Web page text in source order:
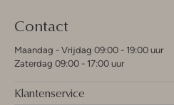
Contact
Maandag - Vrijdag 09:00 - 19:00 uur
Zaterdag 09:00 - 17:00 uur
Klantenservice